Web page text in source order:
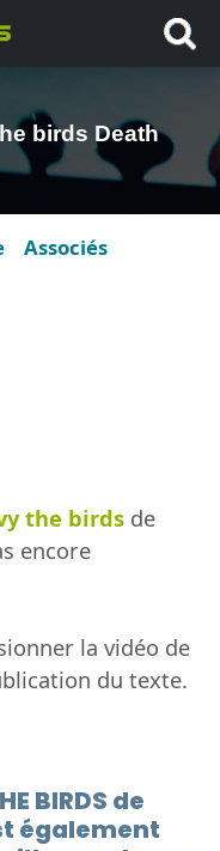
birds Death
Associés
the birds de
encore
la vidéo de
du texte.
BIRDS de
également